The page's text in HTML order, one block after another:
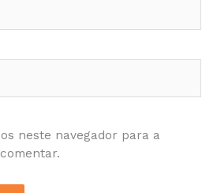
neste navegador para a